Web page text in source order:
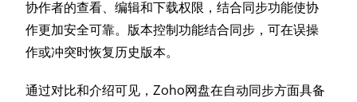
协作者的查看、编辑和下载权限，结合同步功能使协
作更加安全可靠。版本控制功能结合同步，可在误操
作或冲突时恢复历史版本。
通过对比和介绍可见，Zoho网盘在自动同步方面具备